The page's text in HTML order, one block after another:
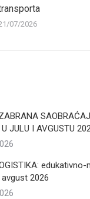
07/2026
JULU I AVGUSTU
2026